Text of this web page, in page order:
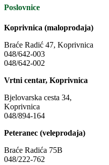
Poslovnice
Koprivnica (maloprodaja)
Braće Radić 47, Koprivnica
048/642-003
048/642-002
Vrtni centar, Koprivnica
Bjelovarska cesta 34,
Koprivnica
048/894-164
Peteranec (veleprodaja)
Braće Radića 75B
048/222-762